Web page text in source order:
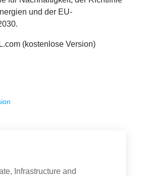
und der EU-
.
(kostenlose Version)
Infrastructure and